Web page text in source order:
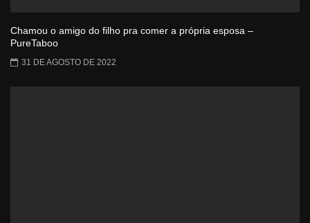
Chamou o amigo do filho pra comer a própria esposa –
PureTaboo
31 DE AGOSTO DE 2022